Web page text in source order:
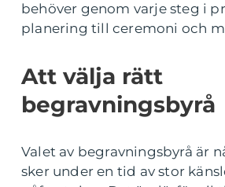
behöver genom varje steg i
planering till ceremoni och
Att välja rätt
begravningsbyrå
Valet av begravningsbyrå är
sker under en tid av stor